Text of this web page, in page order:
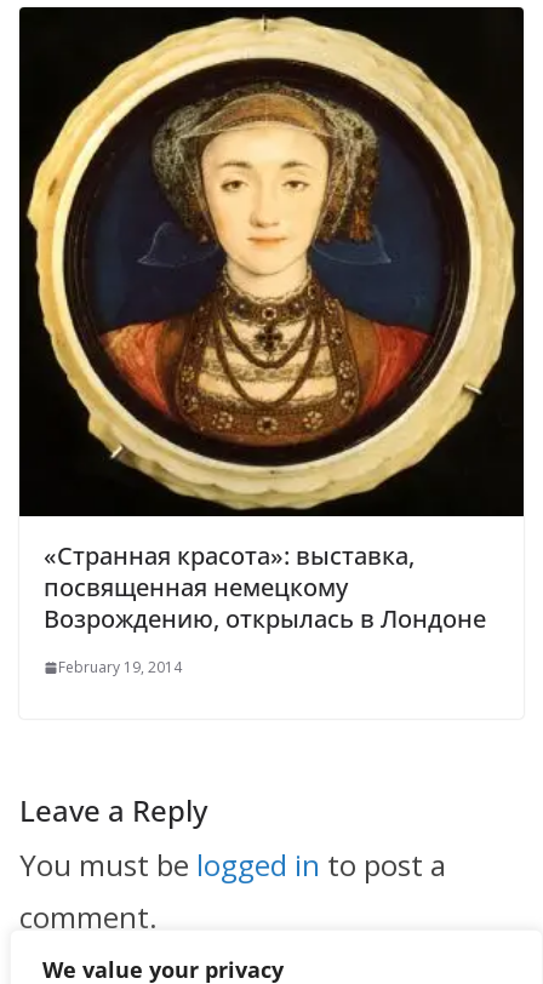
We value your privacy
«Странная красота»: выставка,
посвященная немецкому
Возрождению, открылась в Лондоне
February 19, 2014
Leave a Reply
You must be logged in to post a
comment.